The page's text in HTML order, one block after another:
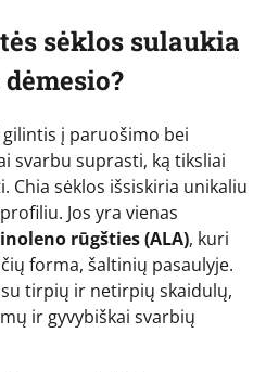
sėklos sulaukia
į paruošimo bei
svarbu suprasti, ką tiksliai
Chia sėklos išsiskiria unikaliu
Jos yra vienas
rūgšties (ALA), kuri
forma, šaltinių pasaulyje.
tirpių ir netirpių skaidulų,
ir gyvybiškai svarbių